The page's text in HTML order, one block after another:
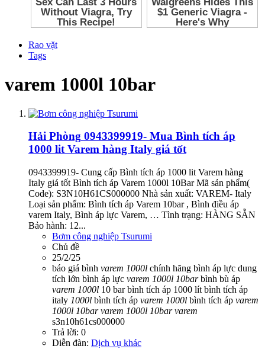
Rao vặt
Tags
varem 1000l 10bar
Hải Phòng 0943399919- Mua Bình tích áp
1000 lit Varem hàng Italy giá tốt
0943399919- Cung cấp Bình tích áp 1000 lit Varem hàng
Italy giá tốt Bình tích áp Varem 1000l 10Bar Mã sản phẩm(
Code): S3N10H61CS000000 Nhà sản xuất: VAREM- Italy
Loại sản phẩm: Bình tích áp Varem 10bar , Bình điều áp
varem Italy, Bình áp lực Varem, … Tình trạng: HÀNG SẴN
Bảo hành: 12...
Bơm công nghiệp Tsurumi
Chủ đề
25/2/25
báo giá bình varem 1000l chính hãng bình áp lực dung
tích lớn bình áp lực varem 1000l 10bar bình bù áp
varem 1000l 10 barbình tích áp 1000 lít bình tích áp
italy 1000l bình tích áp varem 1000l bình tích áp varem
1000l 10bar varem 1000l 10bar varem
s3n10h61cs000000
Trả lời: 0
Diễn đàn: Dịch vụ khác